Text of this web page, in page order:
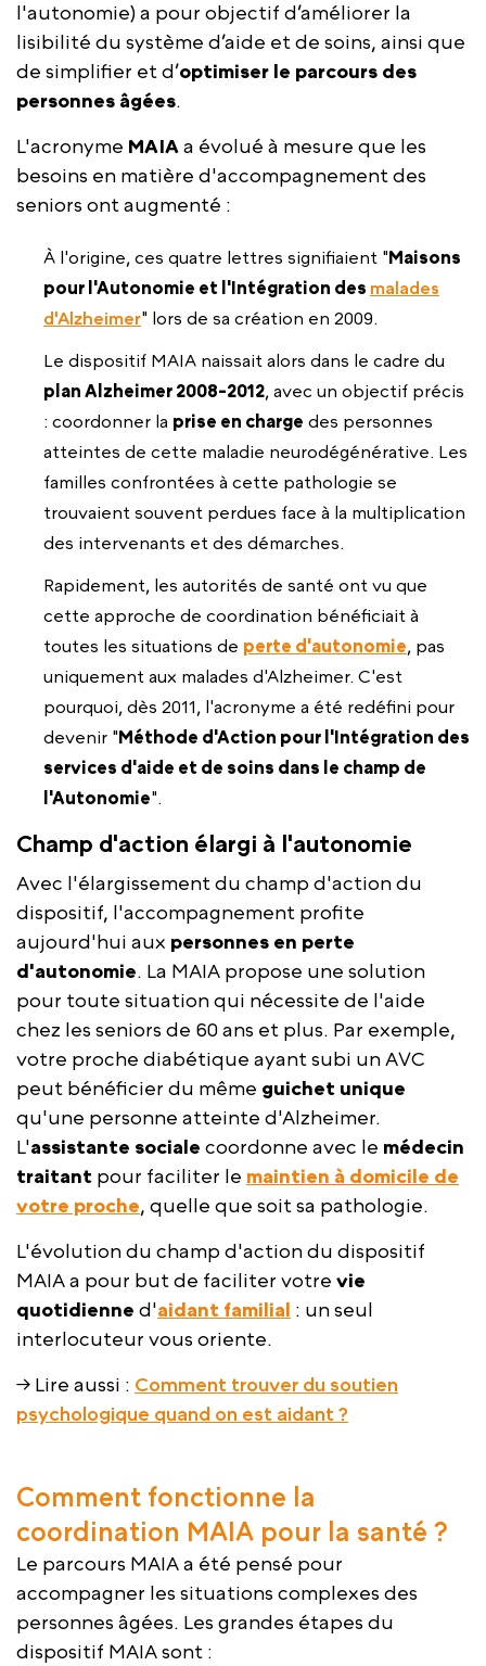
l'autonomie) a pour objectif d’améliorer la
lisibilité du système d’aide et de soins, ainsi que
de simplifier et d’optimiser le parcours des
personnes âgées.
L'acronyme MAIAa évolué à mesure que les
besoins en matière d'accompagnement des
seniors ont augmenté :
À l'origine, ces quatre lettres signifiaient "Maisons
pour l'Autonomie et l'Intégration des malades
d'Alzheimer" lors de sa création en 2009.
Le dispositif MAIA naissait alors dans le cadre du
plan Alzheimer 2008-2012, avec un objectif précis
: coordonner la prise en charge des personnes
atteintes de cette maladie neurodégénérative. Les
familles confrontées à cette pathologie se
trouvaient souvent perdues face à la multiplication
des intervenants et des démarches.
Rapidement, les autorités de santé ont vu que
cette approche de coordination bénéficiait à
toutes les situations de perte d'autonomie, pas
uniquement aux malades d'Alzheimer. C'est
pourquoi, dès 2011, l'acronyme a été redéfini pour
devenir "Méthode d'Action pour l'Intégration des
services d'aide et de soins dans le champ de
l'Autonomie".
Champ d'action élargi à l'autonomie
Avec l'élargissement du champ d'action du
dispositif, l'accompagnement profite
aujourd'hui aux personnes en perte
d'autonomie. La MAIA propose une solution
pour toute situation qui nécessite de l'aide
chez les seniors de 60 ans et plus. Par exemple,
votre proche diabétique ayant subi un AVC
peut bénéficier du même guichet unique
qu'une personne atteinte d'Alzheimer.
L'assistante sociale coordonne avec le médecin
traitant pour faciliter le maintien à domicile de
votre proche, quelle que soit sa pathologie.
L'évolution du champ d'action du dispositif
MAIA a pour but de faciliter votre vie
quotidienne d'aidant familial : un seul
interlocuteur vous oriente.
→ Lire aussi : Comment trouver du soutien
psychologique quand on est aidant ?
Comment fonctionne la
coordination MAIA pour la santé ?
Le parcours MAIA a été pensé pour
accompagner les situations complexes des
personnes âgées. Les grandes étapes du
dispositif MAIA sont :